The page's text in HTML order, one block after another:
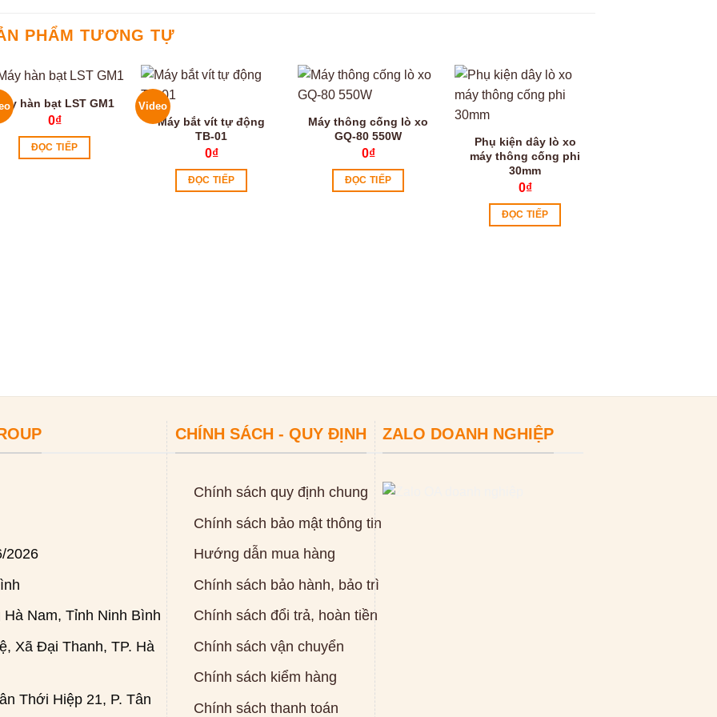
PHẨM TƯƠNG TỰ
hàn bạt LST GM1
0₫
ĐỌC TIẾP
Video
Máy bắt vít tự động
TB-01
0₫
ĐỌC TIẾP
Máy thông cống lò xo
GQ-80 550W
0₫
ĐỌC TIẾP
Phụ kiện dây lò xo
máy thông cống phi
30mm
0₫
ĐỌC TIẾP
2026
Nam, Tỉnh Ninh Bình
Xã Đại Thanh, TP. Hà
Thới Hiệp 21, P. Tân
CHÍNH SÁCH - QUY ĐỊNH
Chính sách quy định chung
Chính sách bảo mật thông tin
Hướng dẫn mua hàng
Chính sách bảo hành, bảo trì
Chính sách đổi trả, hoàn tiền
Chính sách vận chuyển
Chính sách kiểm hàng
Chính sách thanh toán
ZALO DOANH NGHIỆP